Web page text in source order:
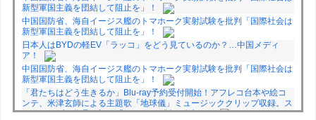
新型軍国主義を団結して阻止を」！
中国国防省、海自イージス艦のトマホーク実射試験を批判「国際社会は
新型軍国主義を団結して阻止を」！
日本人はBYDの軽EV「ラッコ」をどう見ているのか？…中国メディ
ア！
中国国防省、海自イージス艦のトマホーク実射試験を批判「国際社会は
新型軍国主義を団結して阻止を」！
「君たちはどう生きるか」Blu-ray予約受付開始！アフレコ台本や絵コ
ンテ、米津玄師による主題歌「地球儀」ミュージッククリップ収録。ス
タジオジブリ作品で初の「4K UHD」版も発売！！